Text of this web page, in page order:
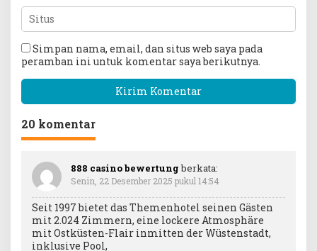
Simpan nama, email, dan situs web saya pada
peramban ini untuk komentar saya berikutnya.
20 komentar
888 casino bewertung berkata:
Senin, 22 Desember 2025 pukul 14:54
Seit 1997 bietet das Themenhotel seinen Gästen
mit 2.024 Zimmern, eine lockere Atmosphäre
mit Ostküsten-Flair inmitten der Wüstenstadt,
inklusive Pool,